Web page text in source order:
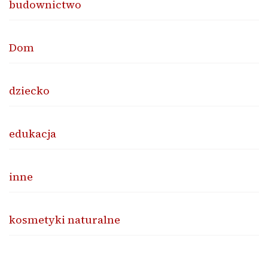
budownictwo
Dom
dziecko
edukacja
inne
kosmetyki naturalne